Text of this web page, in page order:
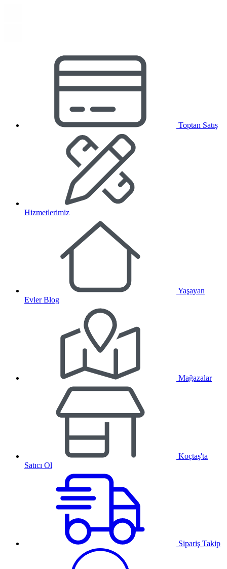
Toptan Satış
Hizmetlerimiz
Yaşayan
Evler Blog
Mağazalar
Koçtaş'ta
Satıcı Ol
Sipariş Takip